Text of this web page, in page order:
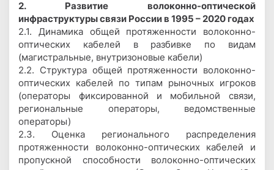
2. Развитие волоконно-оптической
инфраструктуры связи России в 1995 – 2020 годах
2.1. Динамика общей протяженности волоконно-
оптических кабелей в разбивке по видам
(магистральные, внутризоновые кабели)
2.2. Структура общей протяженности волоконно-
оптических кабелей по типам рыночных игроков
(операторы фиксированной и мобильной связи,
региональные операторы, ведомственные
операторы)
2.3. Оценка регионального распределения
протяженности волоконно-оптических кабелей и
пропускной способности волоконно-оптических